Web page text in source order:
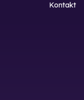
Kontakt